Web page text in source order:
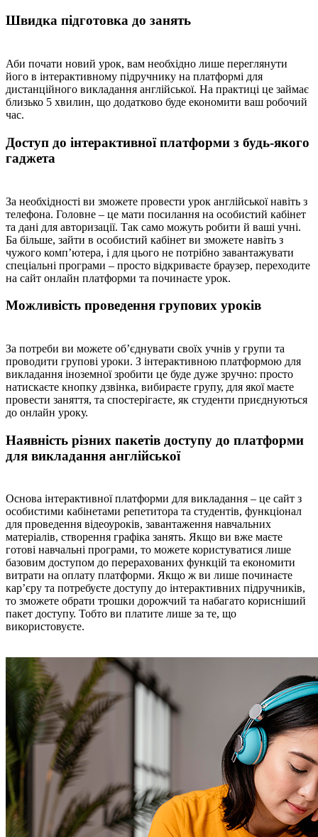
Швидка підготовка до занять
Аби почати новий урок, вам необхідно лише переглянути
його в інтерактивному підручнику на платформі для
дистанційного викладання англійської. На практиці це займає
близько 5 хвилин, що додатково буде економити ваш робочий
час.
Доступ до інтерактивної платформи з будь-якого
гаджета
За необхідності ви зможете провести урок англійської навіть з
телефона. Головне – це мати посилання на особистий кабінет
та дані для авторизації. Так само можуть робити й ваші учні.
Ба більше, зайти в особистий кабінет ви зможете навіть з
чужого комп’ютера, і для цього не потрібно завантажувати
спеціальні програми – просто відкриваєте браузер, переходите
на сайт онлайн платформи та починаєте урок.
Можливість проведення групових уроків
За потреби ви можете об’єднувати своїх учнів у групи та
проводити групові уроки. З інтерактивною платформою для
викладання іноземної зробити це буде дуже зручно: просто
натискаєте кнопку дзвінка, вибираєте групу, для якої маєте
провести заняття, та спостерігаєте, як студенти приєднуються
до онлайн уроку.
Наявність різних пакетів доступу до платформи
для викладання англійської
Основа інтерактивної платформи для викладання – це сайт з
особистими кабінетами репетитора та студентів, функціонал
для проведення відеоуроків, завантаження навчальних
матеріалів, створення графіка занять. Якщо ви вже маєте
готові навчальні програми, то можете користуватися лише
базовим доступом до перерахованих функцій та економити
витрати на оплату платформи. Якщо ж ви лише починаєте
кар’єру та потребуєте доступу до інтерактивних підручників,
то зможете обрати трошки дорожчий та набагато корисніший
пакет доступу. Тобто ви платите лише за те, що
використовуєте.